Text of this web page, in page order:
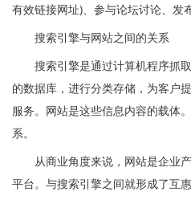
有效链接网址)、参与论坛讨论、发
搜索引擎与网站之间的关系
搜索引擎是通过计算机程序抓取
的数据库，进行分类存储，为客户
服务。网站是这些信息内容的载体
系。
从商业角度来说，网站是企业产
平台。与搜索引擎之间就形成了互惠